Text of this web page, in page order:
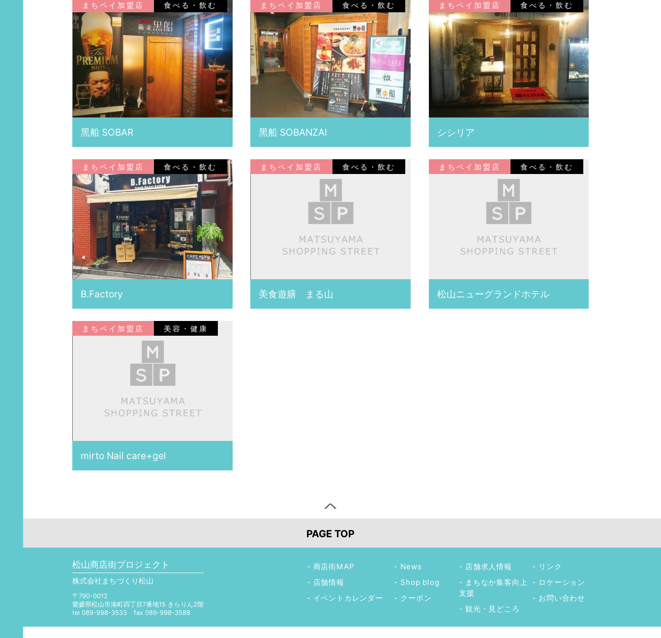
まちペイ加盟店 食べる・飲む
黑船 SOBAR
まちペイ加盟店 食べる・飲む
黑船 SOBANZAI
まちペイ加盟店 食べる・飲む
シシリア
まちペイ加盟店 食べる・飲む
B.Factory
まちペイ加盟店 食べる・飲む
美食遊膳 まる山
まちペイ加盟店 食べる・飲む
松山ニューグランドホテル
まちペイ加盟店 美容・健康
mirto Nail care+gel
PAGE TOP
松山商店街プロジェクト
株式会社まちづくり松山
〒790-0012
愛媛県松山市湊町四丁目7番地15 きらりん2階
tel 089-998-3533
fax 089-998-3588
商店街MAP
店舗情報
イベントカレンダー
News
Shop blog
クーポン
店舗求人情報
まちなか集客向上
支援
観光・見どころ
リンク
ロケーション
お問い合わせ